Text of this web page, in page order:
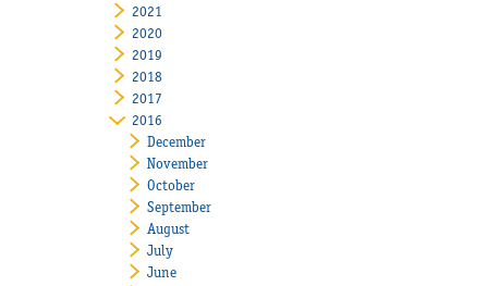
2021
2020
2019
2018
2017
2016
December
November
October
September
August
July
June